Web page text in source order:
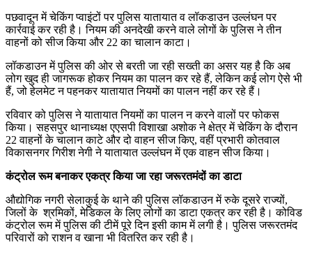
पछवादून में चेकिंग प्वाइंटों पर पुलिस यातायात व लॉकडाउन उल्लंघन पर
कार्रवाई कर रही है। नियम की अनदेखी करने वाले लोगों के पुलिस ने तीन
वाहनों को सीज किया और 22 का चालान काटा।
लॉकडाउन में पुलिस की ओर से बरती जा रही सख्ती का असर यह है कि अब
लोग खुद ही जागरूक होकर नियम का पालन कर रहे हैं, लेकिन कई लोग ऐसे भी
हैं, जो हेलमेट न पहनकर यातायात नियमों का पालन नहीं कर रहे हैं।
रविवार को पुलिस ने यातायात नियमों का पालन न करने वालों पर फोकस
किया। सहसपुर थानाध्यक्ष एएसपी विशाखा अशोक ने क्षेत्र में चेकिंग के दौरान
22 वाहनों के चालान काटे और दो वाहन सीज किए, वहीं प्रभारी कोतवाल
विकासनगर गिरीश नेगी ने यातायात उल्लंघन में एक वाहन सीज किया।
कंट्रोल रूम बनाकर एकत्र किया जा रहा जरूरतमंदों का डाटा
औद्योगिक नगरी सेलाकुई के थाने की पुलिस लॉकडाउन में रुके दूसरे राज्यों,
जिलों के श्रमिकों, मेडिकल के लिए लोगों का डाटा एकत्र कर रही है। कोविड
कंट्रोल रूम में पुलिस की टीमें पूरे दिन इसी काम में लगी है। पुलिस जरूरतमंद
परिवारों को राशन व खाना भी वितरित कर रही है।